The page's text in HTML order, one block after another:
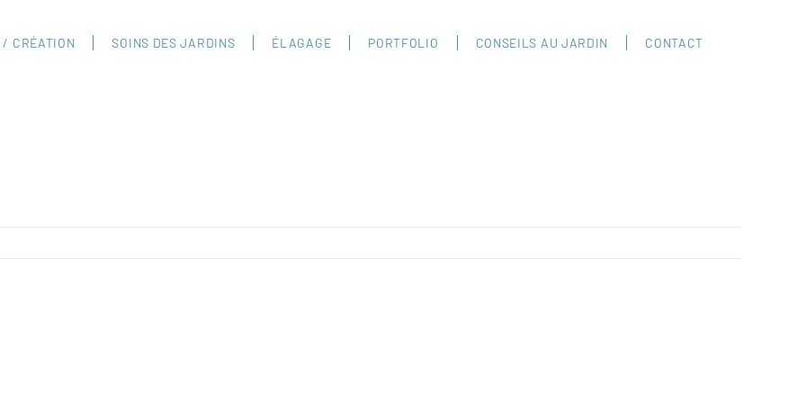
/ CRÉATION SOINS DES JARDINS ÉLAGAGE PORTFOLIO CONSEILS AU JARDIN CONTACT